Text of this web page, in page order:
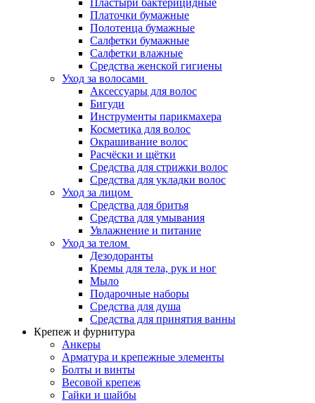
Платочки бумажные
Полотенца бумажные
Салфетки бумажные
Салфетки влажные
Средства женской гигиены
Уход за волосами
Аксессуары для волос
Бигуди
Инструменты парикмахера
Косметика для волос
Окрашивание волос
Расчёски и щётки
Средства для стрижки волос
Средства для укладки волос
Уход за лицом
Средства для бритья
Средства для умывания
Увлажнение и питание
Уход за телом
Дезодоранты
Кремы для тела, рук и ног
Мыло
Подарочные наборы
Средства для душа
Средства для принятия ванны
Крепеж и фурнитура
Анкеры
Арматура и крепежные элементы
Болты и винты
Весовой крепеж
Гайки и шайбы